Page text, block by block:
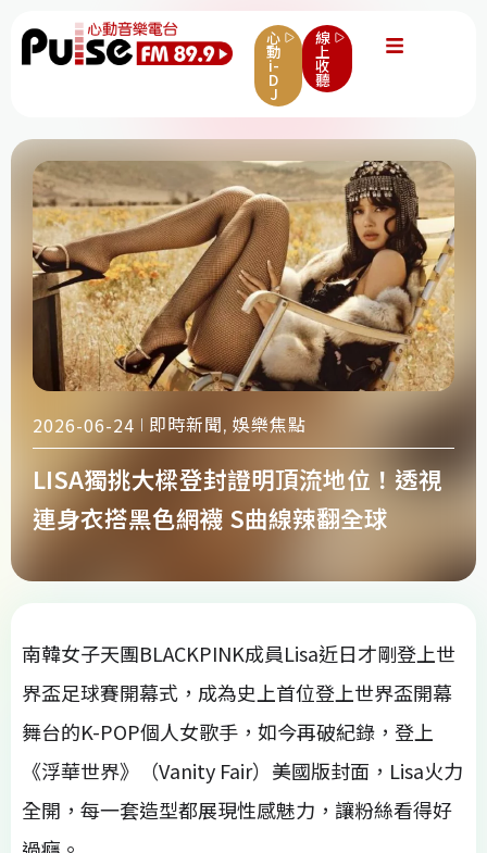
心
動
i-
D
J
線
上
收
聽
2026-06-24 即時新聞, 娛樂焦點
LISA獨挑大樑登封證明頂流地位！透視
連身衣搭黑色網襪 S曲線辣翻全球
南韓女子天團BLACKPINK成員Lisa近日才剛登上世
界盃足球賽開幕式，成為史上首位登上世界盃開幕
舞台的K-POP個人女歌手，如今再破紀錄，登上
《浮華世界》（Vanity Fair）美國版封面，Lisa火力
全開，每一套造型都展現性感魅力，讓粉絲看得好